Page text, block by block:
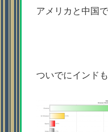
アメリカと中国
ついでにインド